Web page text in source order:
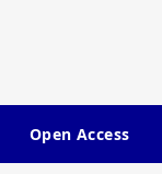
Open Access